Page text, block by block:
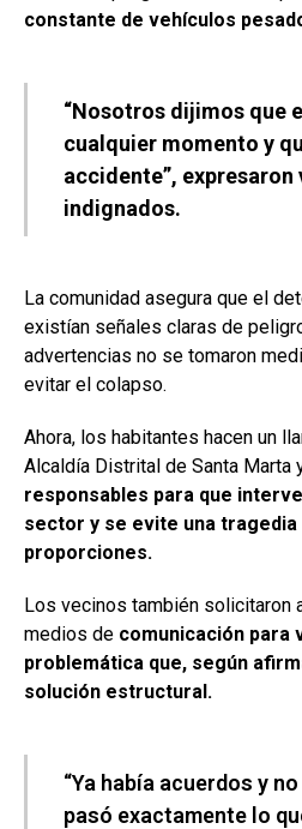
constante de vehículos
“Nosotros dijimos que
cualquier momento y
accidente”,
indignados.
La comunidad asegura que el
existían señales claras de
advertencias no se tomaron
evitar el colapso.
Ahora, los habitantes hacen un
Alcaldía Distrital de Santa Marta
responsables para que
sector y se evite una tragedia
proporciones.
Los vecinos también solicitaron
medios de comunicación para
problemática que, según
solución estructural.
“Ya había acuerdos y
pasó exactamente lo